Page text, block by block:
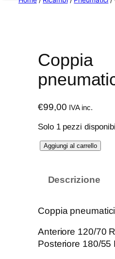
Coppia
€99,00 IVA inc.
Solo 1 pezzi
C
a
n
e
Aggiungi al carrello
Descrizione
Coppia
Anteriore 120/70
Posteriore 180/55